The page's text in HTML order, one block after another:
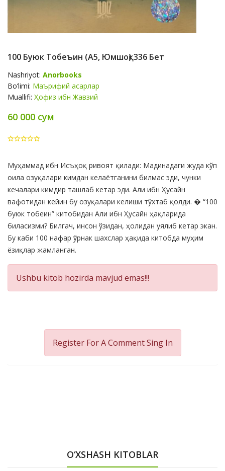
100 Буюк Тобеъин (А5, Юмшоқ) 336 Бет
Nashriyot: Anorbooks
Bo‘limi: Маърифий асарлар
Muallifi: Ҳофиз ибн Жавзий
60 000 сум
Product
Summery
Муҳаммад ибн Исъҳоқ ривоят қилади: Мадинадаги жуда кўп
оила озуқалари кимдан келаётганини билмас эди, чунки
кечалари кимдир ташлаб кетар эди. Али ибн Ҳусайн
вафотидан кейин бу озуқалари келиши тўхтаб қолди. � “100
буюк тобеин” китобидан Али ибн Ҳусайн ҳақларида
биласизми? Билгач, инсон ўзидан, ҳолидан уялиб кетар экан.
Бу каби 100 нафар ўрнак шахслар ҳақида китобда муҳим
ёзиқлар жамланган.
Ushbu kitob hozirda mavjud emas!!!
Register For A CommentSing In
O‘XSHASH KITOBLAR